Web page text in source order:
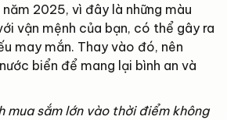
2025, vì đây là những màu
vận mệnh của bạn, có thể gây ra
may mắn. Thay vào đó, nên
biển để mang lại bình an và
mua sắm lớn vào thời điểm không